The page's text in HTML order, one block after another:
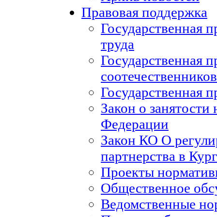
Правовая поддержка
Государственная
труда
Государственная
соотечественников
Государственная
Закон о занятости
Федерации
Закон КО О
партнерства в
Проекты
Общественное
Ведомственные